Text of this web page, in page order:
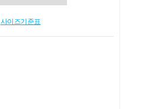
사이즈기준표